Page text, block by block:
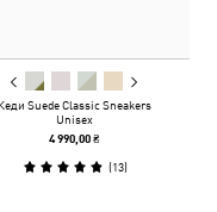
Кеди Suede Classic Sneakers
Unisex
4 990,00 ₴
(13)